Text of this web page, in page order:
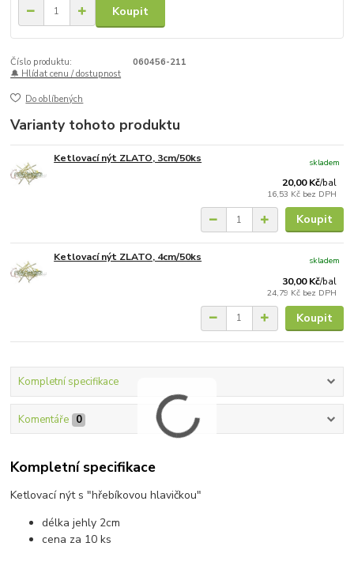
Koupit
Číslo produktu:
060456-211
🔔 Hlídat cenu / dostupnost
Do oblíbených
Varianty tohoto produktu
Ketlovací nýt ZLATO, 3cm/50ks
20,00 Kč/bal
16,53 Kč bez DPH
skladem
Koupit
Ketlovací nýt ZLATO, 4cm/50ks
30,00 Kč/bal
24,79 Kč bez DPH
skladem
Koupit
Kompletní specifikace
Komentáře 0
Kompletní specifikace
Ketlovací nýt s "hřebíkovou hlavičkou"
délka jehly 2cm
cena za 10 ks